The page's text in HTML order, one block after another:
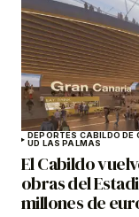
DEPORTES CABILDO DE
UD LAS PALMAS
El Cabildo
obras del
millones de